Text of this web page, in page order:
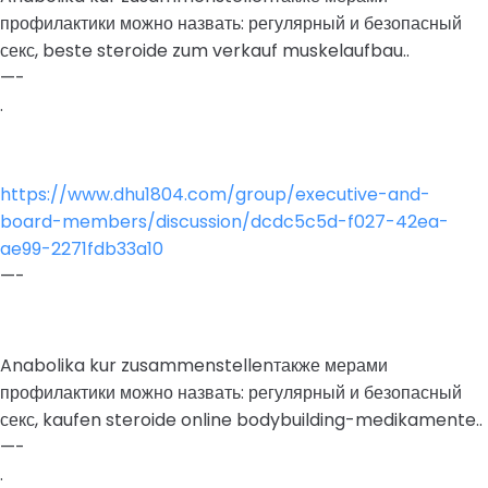
профилактики можно назвать: регулярный и безопасный
секс, beste steroide zum verkauf muskelaufbau..
—-
.
https://www.dhu1804.com/group/executive-and-
board-members/discussion/dcdc5c5d-f027-42ea-
ae99-2271fdb33a10
—-
Anabolika kur zusammenstellenтакже мерами
профилактики можно назвать: регулярный и безопасный
секс, kaufen steroide online bodybuilding-medikamente..
—-
.